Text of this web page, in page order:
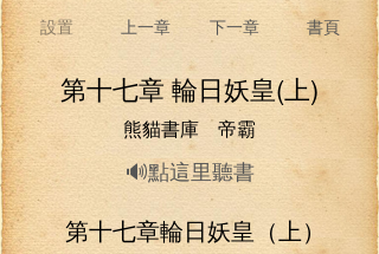
設置 上一章 下一章 書頁
第十七章 輪日妖皇(上)
熊貓書庫 帝霸
🔊點這里聽書
第十七章輪日妖皇（上）